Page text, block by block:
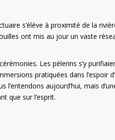
s’élève à proximité de la
ont mis au jour un vaste
Les pèlerins s’y
pratiquées dans l’espoir
l’entendons aujourd’hui, mais
que sur l’esprit.